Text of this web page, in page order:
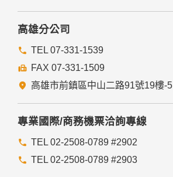
七、隱私權保護政策之修正
款將刊登於網站上。
高雄分公司
TEL 07-331-1539
FAX 07-331-1509
高雄市前鎮區中山二路91號19樓-5
專業國際/商務機票洽詢專線
TEL 02-2508-0789 #2902
TEL 02-2508-0789 #2903